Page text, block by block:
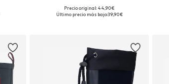
+1
Disponible en muchas tallas
Precio original: 44,90€
Último precio más bajo:39,90€